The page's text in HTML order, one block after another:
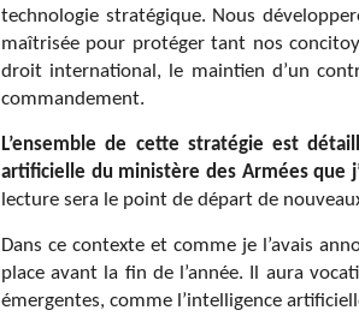
technologie stratégique. Nous
maîtrisée pour protéger tant nos
droit international, le maintien d’un
commandement.
L’ensemble de cette stratégie est
artificielle du ministère des Armées que
lecture sera le point de départ de
Dans ce contexte et comme je l’avais
place avant la fin de l’année. Il aura
émergentes, comme l’intelligence